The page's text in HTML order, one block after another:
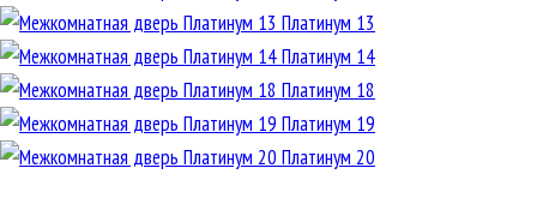
Платинум 13
Платинум 14
Платинум 18
Платинум 19
Платинум 20